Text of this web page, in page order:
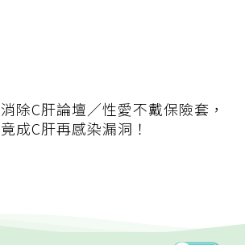
消除C肝論壇／性愛不戴保險套，
竟成C肝再感染漏洞！